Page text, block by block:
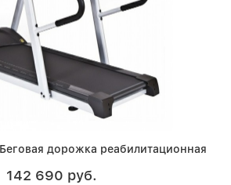
дорожка реабилитационная
142 690 руб.